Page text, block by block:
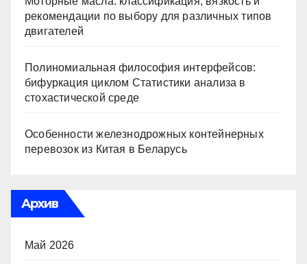
рекомендации по выбору для различных типов
двигателей
Полиномиальная философия интерфейсов:
бифуркация циклом Статистики анализа в
стохастической среде
Особенности железнодрожных контейнерных
перевозок из Китая в Беларусь
Архив
Май 2026